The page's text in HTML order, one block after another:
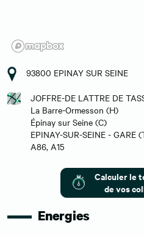
93800 EPINAY SUR SEINE
JOFFRE-DE LATTRE DE
La Barre-Ormesson (H)
Épinay sur Seine (C)
EPINAY-SUR-SEINE - GARE
A86, A15
Calculer le
de vos
Energies